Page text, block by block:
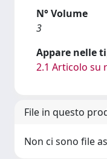
N° Volume
3
Appare nelle
2.1 Articolo su
File in questo
Non ci sono file